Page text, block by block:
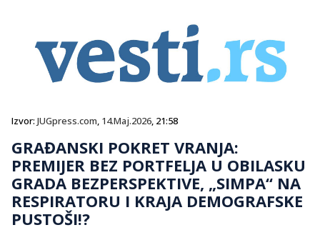
Izvor: JUGpress.com, 14.Maj.2026, 21:58
GRAĐANSKI POKRET VRANJA:
PREMIJER BEZ PORTFELJA U OBILASKU
GRADA BEZPERSPEKTIVE, „SIMPA“ NA
RESPIRATORU I KRAJA DEMOGRAFSKE
PUSTOŠI!?